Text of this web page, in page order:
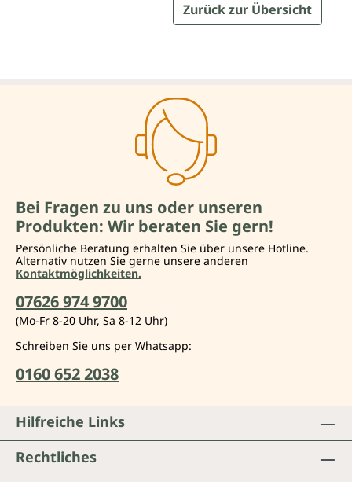
Zurück zur Übersicht
Bei Fragen zu uns oder unseren
Produkten: Wir beraten Sie gern!
Persönliche Beratung erhalten Sie über unsere Hotline.
Alternativ nutzen Sie gerne unsere anderen
Kontaktmöglichkeiten.
07626 974 9700
(Mo-Fr 8-20 Uhr, Sa 8-12 Uhr)
Schreiben Sie uns per Whatsapp:
0160 652 2038
Hilfreiche Links
Rechtliches